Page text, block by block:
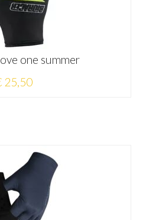
one summer
25,50